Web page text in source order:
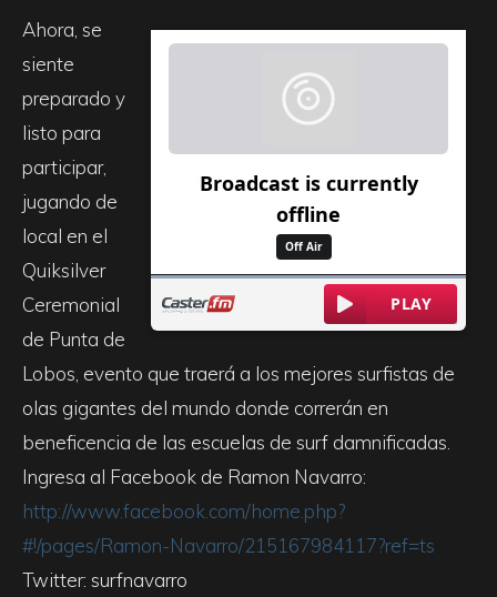
Ahora, se
siente
preparado y
listo para
participar,
jugando de
local en el
Quiksilver
Ceremonial
de Punta de
Lobos, evento que traerá a los mejores surfistas de
olas gigantes del mundo donde correrán en
beneficencia de las escuelas de surf damnificadas.
Ingresa al Facebook de Ramon Navarro:
http://www.facebook.com/home.php?
#!/pages/Ramon-Navarro/215167984117?ref=ts
Twitter: surfnavarro